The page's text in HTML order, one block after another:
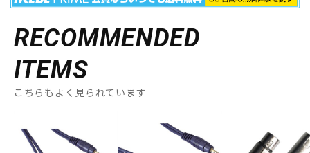
RECOMMENDED
ITEMS
こちらもよく見られています